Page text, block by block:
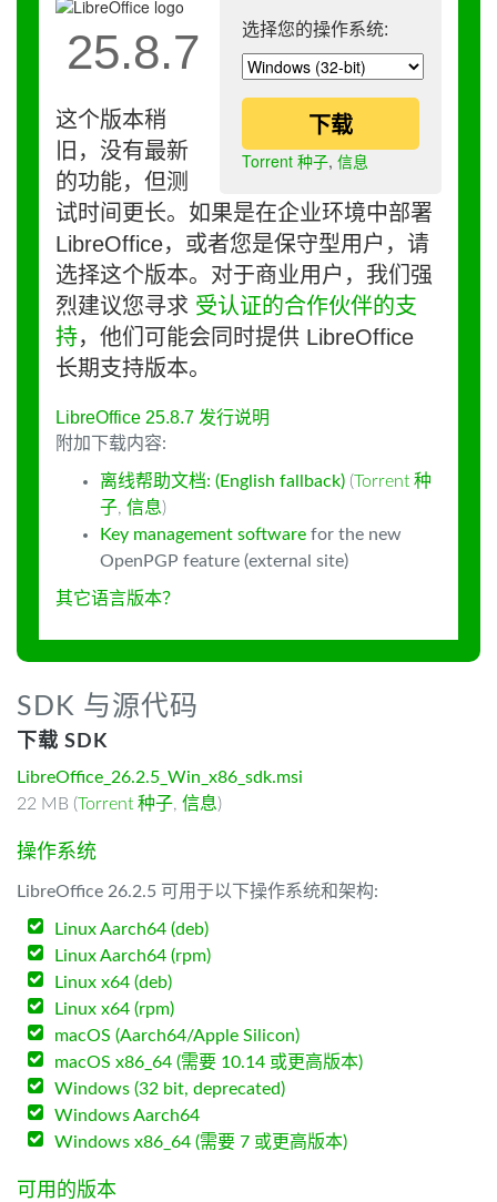
选择您的操作系统:
下载
Torrent 种子, 信息
25.8.7
这个版本稍
旧，没有最新
的功能，但测
试时间更长。如果是在企业环境中部署
LibreOffice，或者您是保守型用户，请
选择这个版本。对于商业用户，我们强
烈建议您寻求 受认证的合作伙伴的支
持，他们可能会同时提供 LibreOffice
长期支持版本。
LibreOffice 25.8.7 发行说明
附加下载内容:
离线帮助文档: (English fallback) (Torrent 种
子, 信息)
Key management software for the new
OpenPGP feature (external site)
其它语言版本？
SDK 与源代码
下载 SDK
LibreOffice_26.2.5_Win_x86_sdk.msi
22 MB (Torrent 种子, 信息)
操作系统
LibreOffice 26.2.5 可用于以下操作系统和架构:
Linux Aarch64 (deb)
Linux Aarch64 (rpm)
Linux x64 (deb)
Linux x64 (rpm)
macOS (Aarch64/Apple Silicon)
macOS x86_64 (需要 10.14 或更高版本)
Windows (32 bit, deprecated)
Windows Aarch64
Windows x86_64 (需要 7 或更高版本)
可用的版本